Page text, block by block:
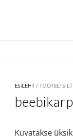
ESILEHT / TOOTED
Kuvatakse